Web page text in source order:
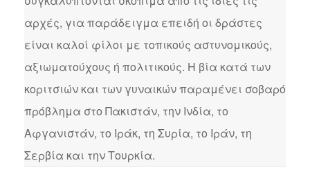
αρχές, για παράδειγμα επειδή οι δράστες
είναι καλοί φίλοι με τοπικούς αστυνομικούς,
αξιωματούχους ή πολιτικούς. Η βία κατά των
κοριτσιών και των γυναικών παραμένει σοβαρό
πρόβλημα στο Πακιστάν, την Ινδία, το
Αφγανιστάν, το Ιράκ, τη Συρία, το Ιράν, τη
Σερβία και την Τουρκία.